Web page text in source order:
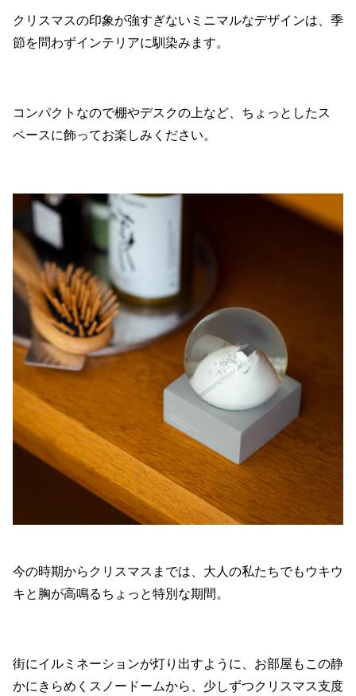
クリスマスの印象が強すぎないミニマルなデザインは、季
節を問わずインテリアに馴染みます。
コンパクトなので棚やデスクの上など、ちょっとしたス
ペースに飾ってお楽しみください。
今の時期からクリスマスまでは、大人の私たちでもウキウ
キと胸が高鳴るちょっと特別な期間。
街にイルミネーションが灯り出すように、お部屋もこの静
かにきらめくスノードームから、少しずつクリスマス支度